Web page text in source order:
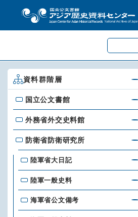
資料群階層
国立公文書館
国立公文書館
外務省外交史料館
外務省外交史料館
防衛省防衛研究所
防衛省防衛研究所
陸軍省大日記
陸軍一般史料
海軍省公文備考